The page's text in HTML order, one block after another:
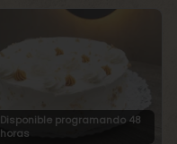
Disponible programando 48
horas